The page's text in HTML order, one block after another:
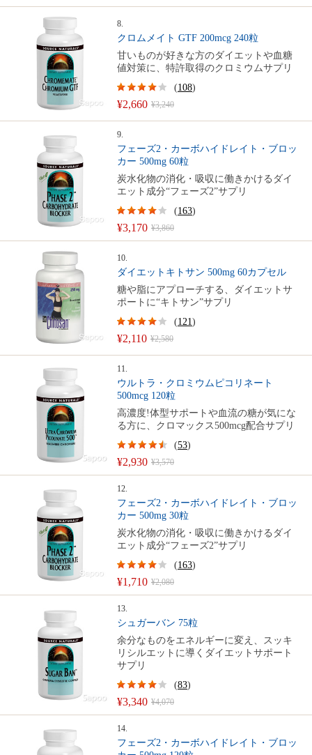
8.
クロムメイト GTF 200mcg 240粒
甘いものが好きな方のダイエットや血糖
値対策に、特許取得のクロミウムサプリ
¥2,660 ¥3,240
(108)
9.
フェーズ2・カーボハイドレイト・ブロッ
カー 500mg 60粒
炭水化物の消化・吸収に働きかけるダイ
エット成分“フェーズ2”サプリ
¥3,170 ¥3,860
(163)
10.
ダイエットキトサン 500mg 60カプセル
糖や脂にアプローチする、ダイエットサ
ポートに“キトサン”サプリ
¥2,110 ¥2,580
(121 )
11.
ウルトラ・クロミウムピコリネート
500mcg 120粒
高濃度!体型サポートや血流の糖が気にな
る方に、クロマックス500mcg配合サプリ
¥2,930 ¥3,570
(53)
12.
フェーズ2・カーボハイドレイト・ブロッ
カー 500mg 30粒
炭水化物の消化・吸収に働きかけるダイ
エット成分“フェーズ2”サプリ
¥1,710 ¥2,080
(163)
13.
シュガーバン 75粒
余分なものをエネルギーに変え、スッキ
リシルエットに導くダイエットサポート
サプリ
¥3,340 ¥4,070
(83)
14.
フェーズ2・カーボハイドレイト・ブロッ